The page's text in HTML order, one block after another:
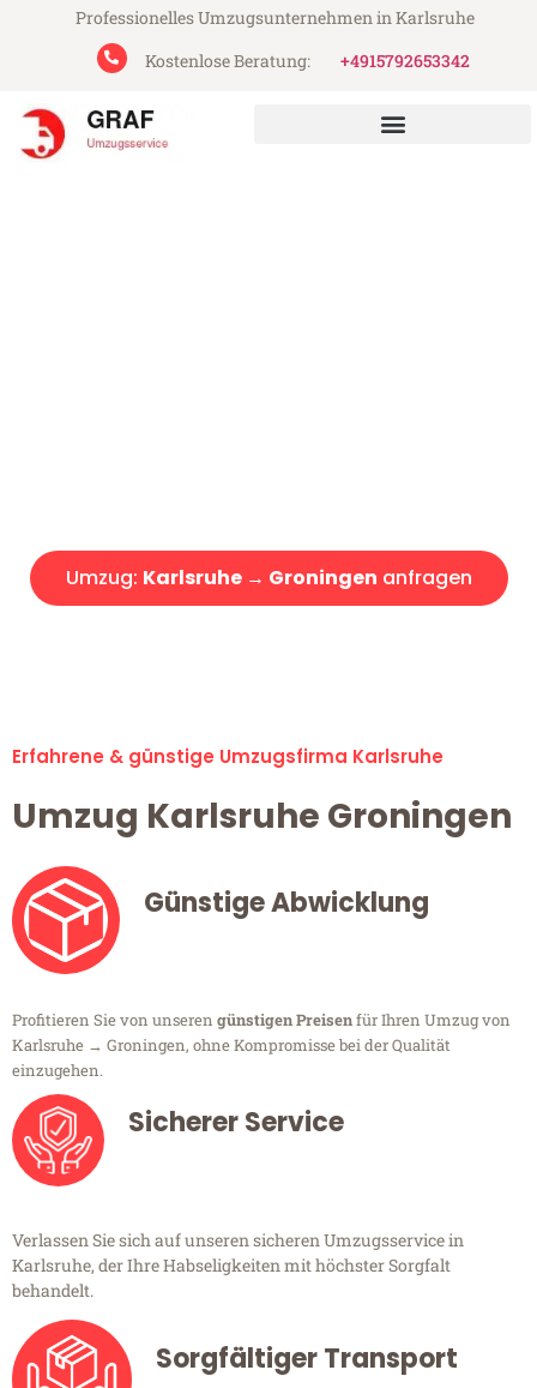
Professionelles Umzugsunternehmen in Karlsruhe
Kostenlose Beratung:
+4915792653342
Umzug: Karlsruhe → Groningen anfragen
Erfahrene & günstige Umzugsfirma Karlsruhe
Umzug Karlsruhe Groningen
Günstige Abwicklung
Profitieren Sie von unseren günstigen Preisenfür Ihren Umzug von
Karlsruhe → Groningen, ohne Kompromisse bei der Qualität
einzugehen.
Sicherer Service
Verlassen Sie sich auf unseren sicheren Umzugsservice in
Karlsruhe, der Ihre Habseligkeiten mit höchster Sorgfalt
behandelt.
Sorgfältiger Transport